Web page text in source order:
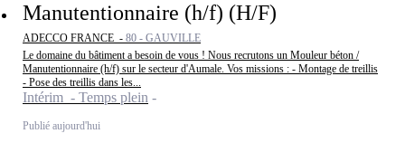
Manutentionnaire (h/f) (H/F)
ADECCO FRANCE - 80 - GAUVILLE
Le domaine du bâtiment a besoin de vous ! Nous recrutons un Mouleur béton /
Manutentionnaire (h/f) sur le secteur d'Aumale. Vos missions : - Montage de treillis
- Pose des treillis dans les...
Intérim - Temps plein
Publié aujourd'hui